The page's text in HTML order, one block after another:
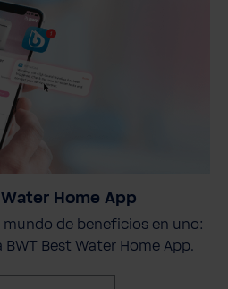
Home App
mundo de beneficios en uno:
Best Water Home App.